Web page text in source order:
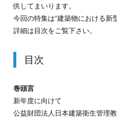
供してまいります。
今回の特集は“建築物における新
詳細は目次をご覧下さい。
目次
巻頭言
新年度に向けて
公益財団法人日本建築衛生管理